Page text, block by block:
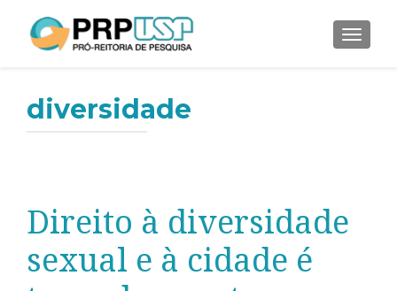
diversidade
Direito à diversidade
sexual e à cidade é